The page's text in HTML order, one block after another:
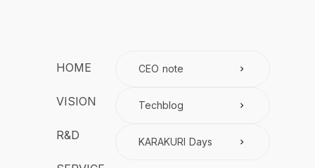
HOME
VISION
R&D
CEO note keyboard_arrow_right
Techblog keyboard_arrow_right
KARAKURI Days keyboard_arrow_right